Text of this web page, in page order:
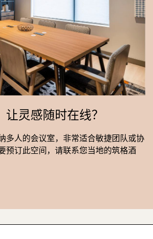
灵感随时在线？
多人的会议室，非常适合敏捷团队或协
预订此空间，请联系您当地的筑格酒